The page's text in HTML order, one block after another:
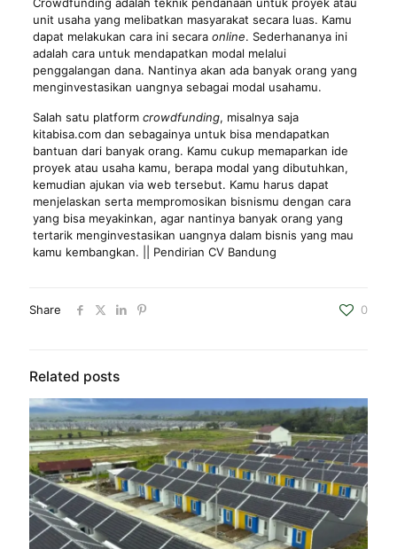
unit usaha yang melibatkan masyarakat secara luas. Kamu
dapat melakukan cara ini secara online. Sederhananya ini
adalah cara untuk mendapatkan modal melalui
penggalangan dana. Nantinya akan ada banyak orang yang
menginvestasikan uangnya sebagai modal usahamu.
Salah satu platform crowdfunding, misalnya saja
kitabisa.com dan sebagainya untuk bisa mendapatkan
bantuan dari banyak orang. Kamu cukup memaparkan ide
proyek atau usaha kamu, berapa modal yang dibutuhkan,
kemudian ajukan via web tersebut. Kamu harus dapat
menjelaskan serta mempromosikan bisnismu dengan cara
yang bisa meyakinkan, agar nantinya banyak orang yang
tertarik menginvestasikan uangnya dalam bisnis yang mau
kamu kembangkan. || Pendirian CV Bandung
Share 0
Related posts